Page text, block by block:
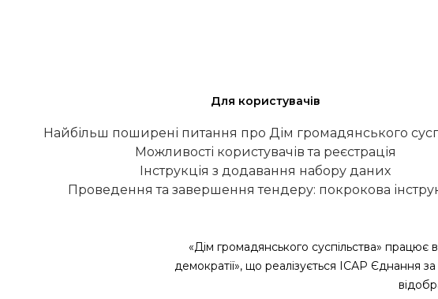
Для користувачів
Найбільш поширені питання про Дім громадянського
Можливості користувачів та реєстрація
Інструкція з додавання набору даних
Проведення та завершення тендеру: покрокова
«Дім громадянського суспільства»
демократії», що реалізується ІСАР Єднання